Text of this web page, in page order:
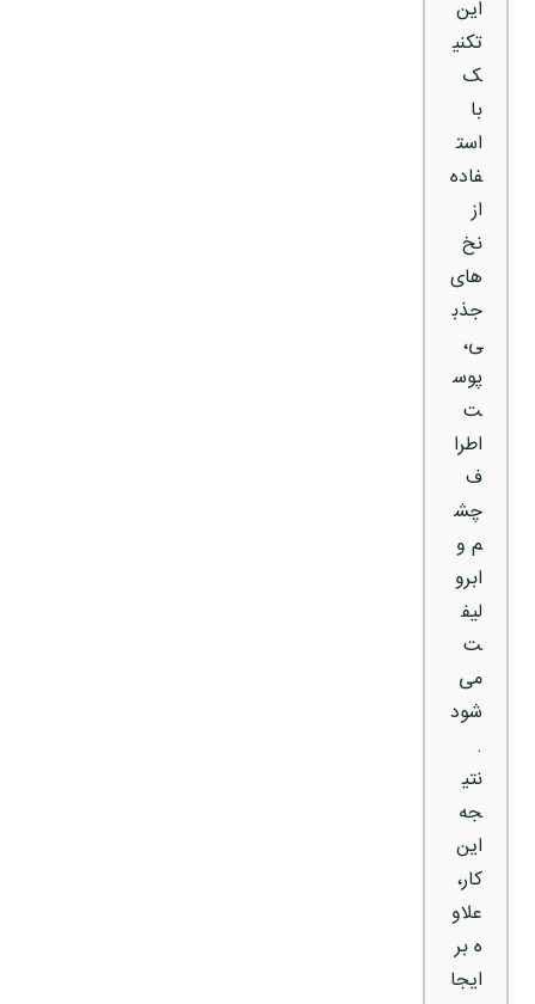
این
تکنی
ک
با
است
فاده
از
نخ‌
های
جذب
ی،
پوس
ت
اطرا
ف
چش
م و
ابرو
لیف
ت
می‌
شود
.
نتی
جه
این
کار،
علاو
ه بر
ایجا